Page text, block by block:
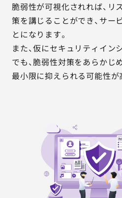
脆弱性が可視化されれば、リ
策を講じることができ、サー
とになります。
また、仮にセキュリティイン
でも、脆弱性対策をあらかじ
最小限に抑えられる可能性が